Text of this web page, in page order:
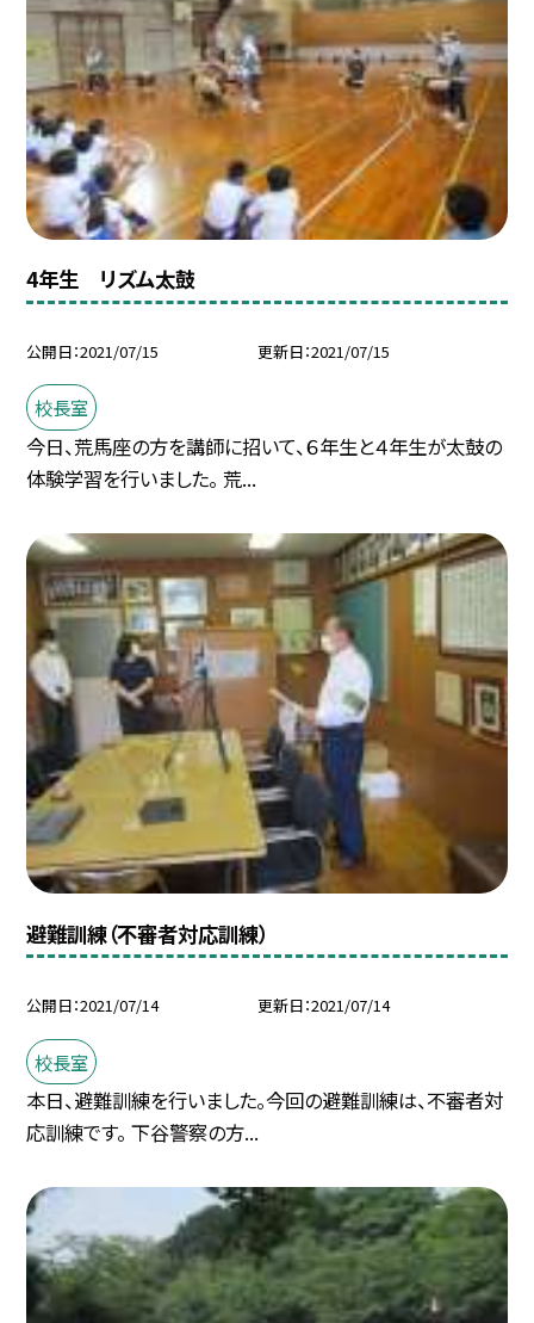
4年生 リズム太鼓
公開日 2021/07/15 更新日 2021/07/15
校長室
今日、荒馬座の方を講師に招いて、６年生と４年生が太鼓の
体験学習を行いました。 荒...
避難訓練（不審者対応訓練）
公開日 2021/07/14 更新日 2021/07/14
校長室
本日、避難訓練を行いました。今回の避難訓練は、不審者対
応訓練です。 下谷警察の方...